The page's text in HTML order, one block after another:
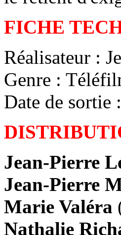
FICHE
Réalisateur :
Genre :
Date de sortie
Jean-Pierre
Jean-Pierre
Marie Valéra
Nathalie